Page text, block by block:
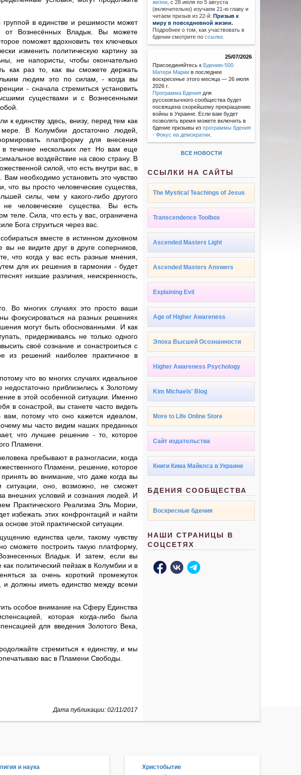
в единстве и решимости может
от Вознесённых Владык. Вы можете
поможет вдохновить тех ключевых
изменить политическую картину за
не напористы, чтобы окончательно
как раз то, как вы сможете держать
людям это по силам, - когда вы
- сначала стремиться установить
существами и с Вознесенными
единству здесь, внизу, перед тем как
В Колумбии достаточно людей,
платформу для внесения
течение нескольких лет. Но вам еще
воздействие на свою страну. В
силой, что есть внутри вас, в
необходимо установить это чувство
вы просто человеческие существа,
силы, чем у какого-либо другого
человеческие существа. Вы есть
Сила, что есть у вас, ограничена
Бога струиться через вас.
вместе в истинном духовном
вы не видите друг в друге соперников,
что когда у вас есть разные мнения,
для их решения в гармонии - будет
низшие различия, неискренность,
Во многих случаях это просто ваши
фокусироваться на разных решениях
могут быть обоснованными. И как
придерживаясь не только одного
своё сознание и сонастроиться с
из решений наиболее практичное в
что во многих случаях идеальное
приблизились к Золотому
в этой особенной ситуации. Именно
в сонастрой, вы станете часто видеть
потому что оно кажется идеалом,
мы часто видим наших преданных
что лучшее решение - то, которое
Пламени.
пребывают в разногласии, когда
Пламени, решение, которое
во внимание, что даже когда вы
оно, возможно, не сможет
внешних условий и сознания людей. И
Практического Реализма Эль Мории,
избежать этих конфронтаций и найти
этой практической ситуации.
единства цели, такому чувству
сможете построить такую платформу,
Владык. И затем, если вы
политический пейзаж в Колумбии и в
за очень короткий промежуток
должны иметь единство между всеми
особое внимание на Сферу Единства
которая когда-либо была
для введения Золотого Века,
стремиться к единству, и мы
вас в Пламени Свободы.
Дата публикации: 02/11/2017
жизни с 28 июля по 5 августа
(включительно) изучаем 21-ю главу и
читаем призыв из 22-й: Призыв к
миру в повседневной жизни.
Подробнее о том, как участвовать в
бдении смотрите поссылке
25/07/2026
Присоединяйтесь к Бдению-500
Матери Марии в последнее
воскресенье этого месяца — 26 июля
2026 г.
Программа Бдения для
русскоязычного сообщества будет
посвящена скорейшему прекращению
войны в Украине. Если вам будет
позволять время можете включить в
бдение призывы изпрограммы бдения
- Фокус на демократии
ВСЕ НОВОСТИ
ССЫЛКИ НА САЙТЫ
The Mystical Teachings of Jesus
Transcendence Toolbox
Ascended Masters Light
Ascended Masters Answers
Explaining Evil
Age of Higher Awareness
Эпоха Высшей Осознанности
Higher Awareness Psychology
Kim Michaels' Blog
More to Life Online Store
Сайт издательства
Книги Кима Майклса в Украине
БДЕНИЯ СООБЩЕСТВА
Воскресные бдения
НАШИ СТРАНИЦЫ В
СОЦСЕТЯХ
и наука
Христобытие